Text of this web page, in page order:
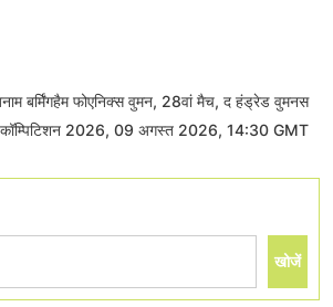
बर्मिंगहैम फोएनिक्स वुमन, 28वां मैच, द हंड्रेड वुमनस
कॉम्पिटिशन 2026, 09 अगस्त 2026, 14:30 GMT
खोजें